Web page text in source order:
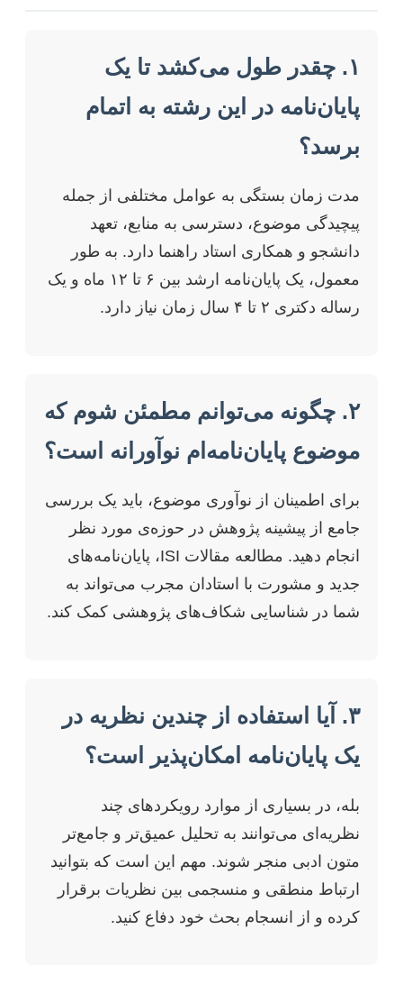
۱. چقدر طول می‌کشد تا یک
پایان‌نامه در این رشته به اتمام
برسد؟
مدت زمان بستگی به عوامل مختلفی از جمله
پیچیدگی موضوع، دسترسی به منابع، تعهد
دانشجو و همکاری استاد راهنما دارد. به طور
معمول، یک پایان‌نامه ارشد بین ۶ تا ۱۲ ماه و یک
رساله دکتری ۲ تا ۴ سال زمان نیاز دارد.
۲. چگونه می‌توانم مطمئن شوم که
موضوع پایان‌نامه‌ام نوآورانه است؟
برای اطمینان از نوآوری موضوع، باید یک بررسی
جامع از پیشینه پژوهش در حوزه‌ی مورد نظر
انجام دهید. مطالعه مقالات ISI، پایان‌نامه‌های
جدید و مشورت با استادان مجرب می‌تواند به
شما در شناسایی شکاف‌های پژوهشی کمک کند.
۳. آیا استفاده از چندین نظریه در
یک پایان‌نامه امکان‌پذیر است؟
بله، در بسیاری از موارد رویکردهای چند
نظریه‌ای می‌توانند به تحلیل عمیق‌تر و جامع‌تر
متون ادبی منجر شوند. مهم این است که بتوانید
ارتباط منطقی و منسجمی بین نظریات برقرار
کرده و از انسجام بحث خود دفاع کنید.